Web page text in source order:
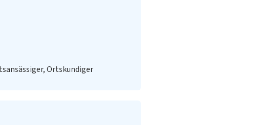
Ortskundiger